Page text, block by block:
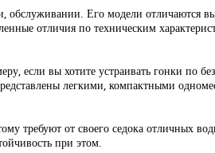
Его модели отличаются
отличия по техническим
если вы хотите устраивать гонки по
легкими, компактными
требуют от своего седока отличных
при этом.